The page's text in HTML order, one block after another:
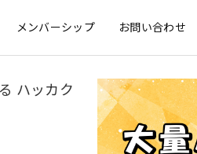
メンバーシップ お問い合わせ
ハッカク